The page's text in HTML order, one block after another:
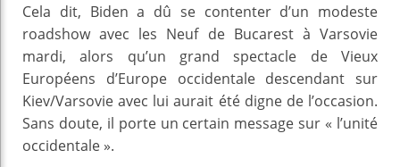
Cela dit, Biden a dû se contenter d’un modeste
roadshow avec les Neuf de Bucarest à Varsovie
mardi, alors qu’un grand spectacle de Vieux
Européens d’Europe occidentale descendant sur
Kiev/Varsovie avec lui aurait été digne de l’occasion.
Sans doute, il porte un certain message sur « l’unité
occidentale ».